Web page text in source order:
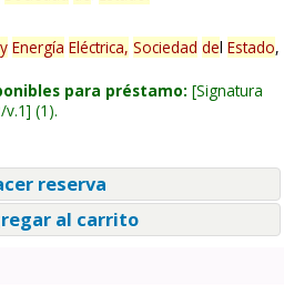
y Energía Eléctrica, Sociedad del Estado,
para préstamo: Signatura
v.1 (1).
reserva
al carrito